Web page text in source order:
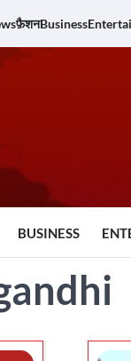
फ़ैशनBusiness
BUSINESS